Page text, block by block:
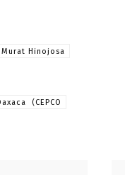
Hinojosa
(CEPCO